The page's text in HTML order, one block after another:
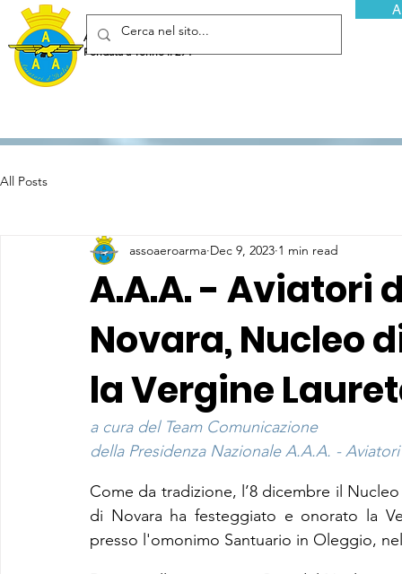
Associazione Arma Aeronautica - Aviatori d'Italia ETS
Fondata a Torino il 29 febbraio 1952
All Posts
A.A.A. - Aviatori
Novara, Nucleo
la Vergine
assoaeroarma Dec 9, 2023 1 min read
a cura del Team Comunicazione
della Presidenza Nazionale A.A.A. - Aviatori
Come da tradizione, l’8 dicembre il
di Novara ha festeggiato e onorato la
presso l'omonimo Santuario in Oleggio,